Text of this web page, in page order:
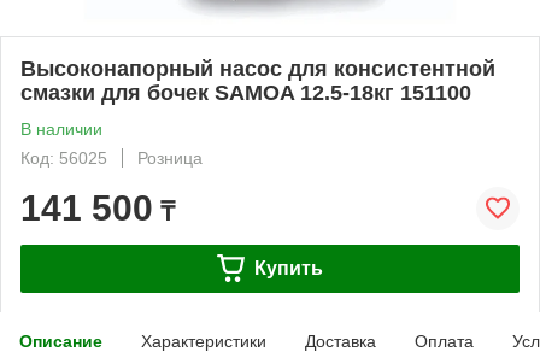
Высоконапорный насос для консистентной
смазки для бочек SAMOA 12.5-18кг 151100
В наличии
Код: 56025
Розница
141 500 ₸
Купить
Описание Характеристики Доставка Оплата